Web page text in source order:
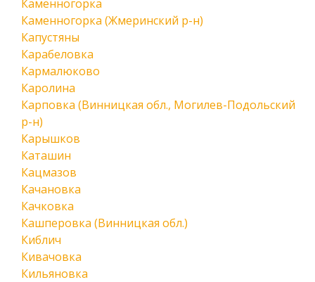
Каменногорка
Каменногорка (Жмеринский р-н)
Капустяны
Карабеловка
Кармалюково
Каролина
Карповка (Винницкая обл., Могилев-Подольский
р-н)
Карышков
Каташин
Кацмазов
Качановка
Качковка
Кашперовка (Винницкая обл.)
Киблич
Кивачовка
Кильяновка